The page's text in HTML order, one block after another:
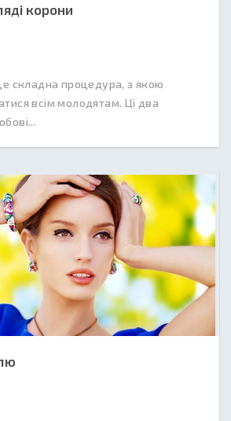
корони
складна процедура, з якою
всім молодятам. Ці два